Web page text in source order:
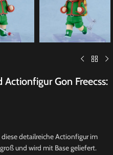
Gon Freecss:
detailreiche Actionfigur im
und wird mit Base geliefert.